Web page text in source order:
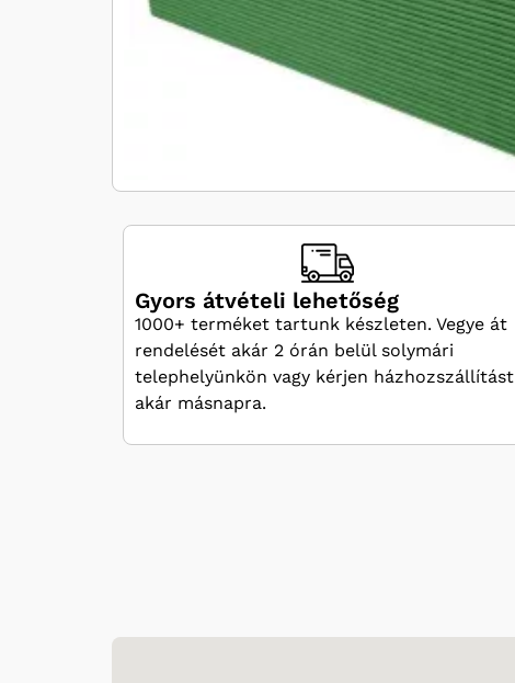
Gyors átvételi lehetőség
1000+ terméket tartunk készleten. Vegye át
rendelését akár 2 órán belül solymári
telephelyünkön vagy kérjen házhozszállítást
akár másnapra.